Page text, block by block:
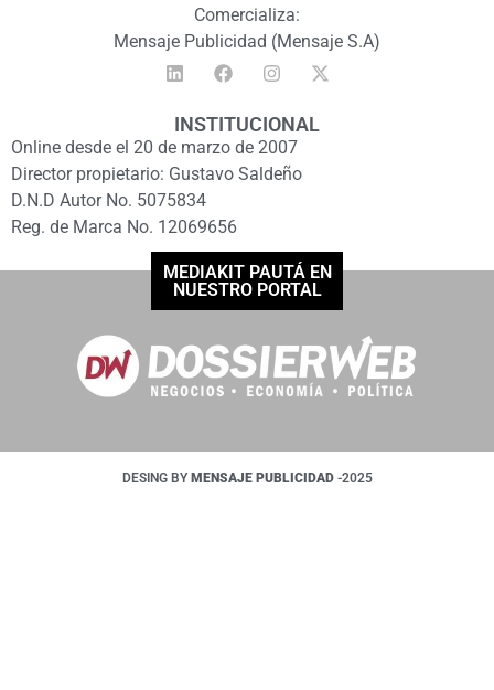
Comercializa:
Mensaje Publicidad (Mensaje S.A)
INSTITUCIONAL
Online desde el 20 de marzo de 2007
Director propietario: Gustavo Saldeño
D.N.D Autor No. 5075834
Reg. de Marca No. 12069656
MEDIAKIT PAUTÁ EN
NUESTRO PORTAL
DESING BY MENSAJE PUBLICIDAD -2025